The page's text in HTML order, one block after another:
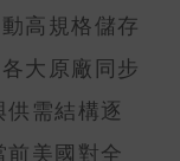
高規格儲存
大原廠同步
需結構逐
前美國對全